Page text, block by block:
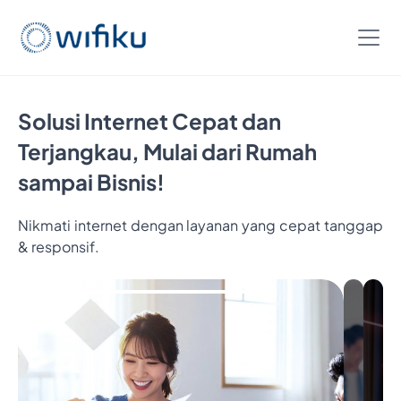
Solusi Internet Cepat dan
Terjangkau, Mulai dari Rumah
sampai Bisnis!
Nikmati internet dengan layanan yang cepat tanggap
& responsif.
Bayar
Bulan,
Bulan
Cukup
Bayar